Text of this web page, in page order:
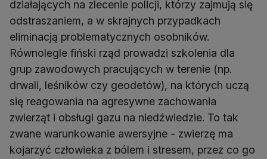
działających na zlecenie policji, którzy zajmują się
odstraszaniem, a w skrajnych przypadkach
eliminacją problematycznych osobników.
Równolegle fiński rząd prowadzi szkolenia dla
grup zawodowych pracujących w terenie (np.
drwali, leśników czy geodetów), na których uczą
się reagowania na agresywne zachowania
zwierząt i obsługi gazu na niedźwiedzie. To tak
zwane warunkowanie awersyjne - zwierzę ma
kojarzyć człowieka z bólem i stresem, przez co go